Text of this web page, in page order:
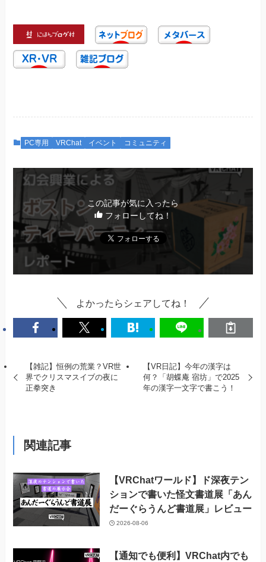
PC専用 VRChat イベント コミュニティ
この記事が気に入ったら
フォローしてね！
よかったらシェアしてね！
【雑記】恒例の荒業？VR世
界でクリスマスイブの夜に
正拳突き
【VR日記】今年の漢字は
何？「胡蝶庵 宿坊」で2025
年の漢字一文字で書こう！
関連記事
【VRChatワールド】ド深夜テン
ションで書いた怪文書道展「あん
だーぐらうんど書道展」レビュー
2026-08-06
【通知でも便利】VRChat内でも